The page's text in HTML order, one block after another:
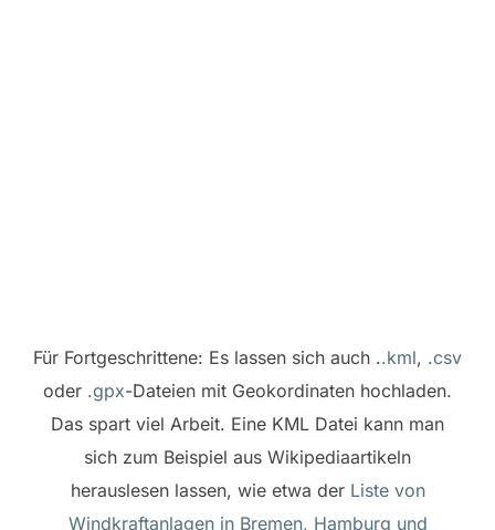
Für Fortgeschrittene: Es lassen sich auch ..kml, .csv
oder .gpx-Dateien mit Geokordinaten hochladen.
Das spart viel Arbeit. Eine KML Datei kann man
sich zum Beispiel aus Wikipediaartikeln
herauslesen lassen, wie etwa der Liste von
Windkraftanlagen in Bremen, Hamburg und